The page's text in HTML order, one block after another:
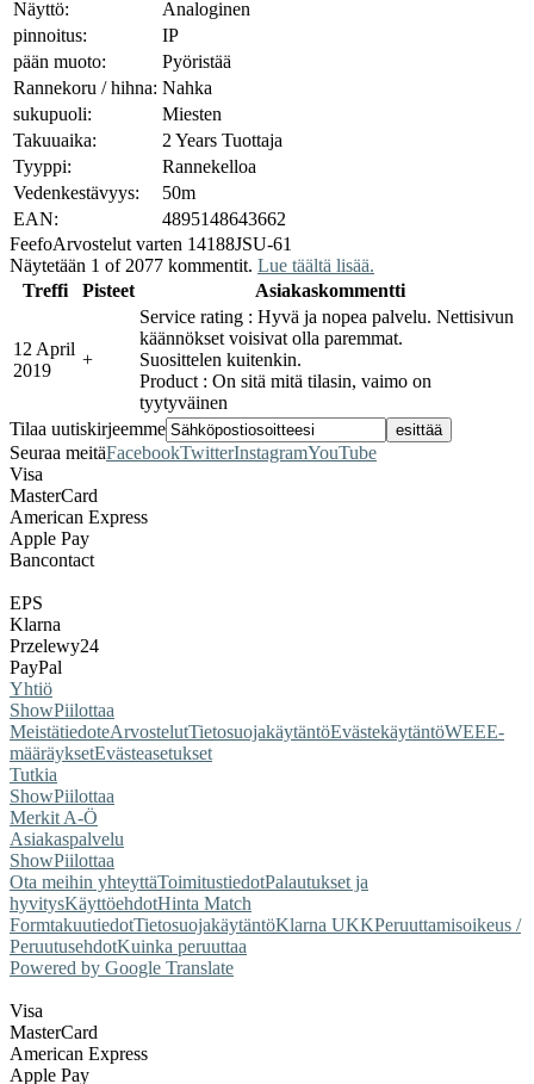
Näyttö:
Analoginen
pinnoitus:
IP
pään muoto:
Pyöristää
Rannekoru / hihna: Nahka
sukupuoli:
Miesten
Takuuaika:
2 Years Tuottaja
Tyyppi:
Rannekelloa
Vedenkestävyys:
50m
EAN:
4895148643662
FeefoArvostelut varten 14188JSU-61
Näytetään 1 of 2077 kommentit. Lue täältä lisää.
Treffi
Pisteet Asiakaskommentti
12 April
2019
+
Service rating : Hyvä ja nopea palvelu. Nettisivun
käännökset voisivat olla paremmat.
Suosittelen kuitenkin.
Product : On sitä mitä tilasin, vaimo on
tyytyväinen
Tilaa uutiskirjeemme
Seuraa meitäFacebookTwitterInstagramYouTube
Visa
MasterCard
American Express
Apple Pay
Bancontact
EPS
Klarna
Przelewy24
PayPal
Yhtiö
ShowPiilottaa
MeistätiedoteArvostelutTietosuojakäytäntöEvästekäytäntöWEEE-
määräyksetEvästeasetukset
Tutkia
ShowPiilottaa
Merkit A-Ö
Asiakaspalvelu
ShowPiilottaa
Ota meihin yhteyttäToimitustiedotPalautukset ja
hyvitysKäyttöehdotHinta Match
FormtakuutiedotTietosuojakäytäntöKlarna UKKPeruuttamisoikeus /
PeruutusehdotKuinka peruuttaa
Powered by Google Translate
Visa
MasterCard
American Express
Apple Pay